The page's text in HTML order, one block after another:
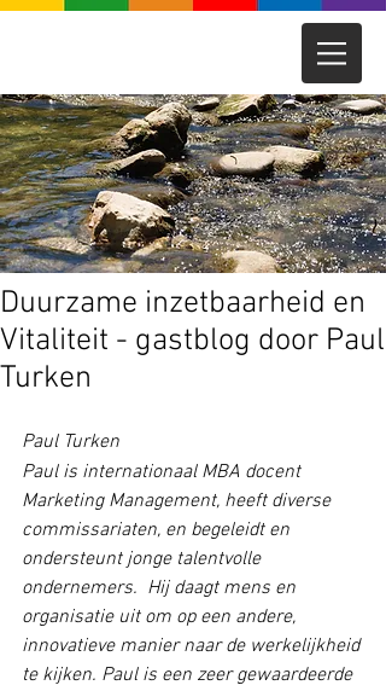
Duurzame inzetbaarheid en
Vitaliteit - gastblog door Paul
Turken
Paul Turken
Paul is internationaal MBA docent
Marketing Management, heeft diverse
commissariaten, en begeleidt en
ondersteunt jonge talentvolle
ondernemers.  Hij daagt mens en
organisatie uit om op een andere,
innovatieve manier naar de werkelijkheid
te kijken. Paul is een zeer gewaardeerde